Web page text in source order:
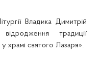
Владика Димитрій
традиції
храмі святого Лазаря».